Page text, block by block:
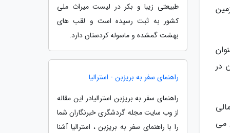
عنوان
در
می
طبیعتی زیبا و بکر در لیست میراث ملی
کشور به ثبت رسیده است و لقب های
بهشت گمشده و ماسوله کردستان دارد.
راهنمای سفر به بریزبن - استرالیا
راهنمای سفر به بریزبن استرالیادر این مقاله
از وب سایت مجله گردشگری خبرنگاران شما
را با راهنمای سفر به بریزبن ، استرالیا آشنا